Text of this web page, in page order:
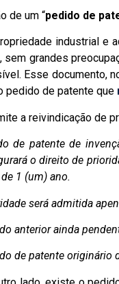
de um “pedido de
industrial e
grandes
Esse documento,
pedido de patente que
a reivindicação de
de patente de
o direito de
1 (um) ano.
será admitida
ainda
patente originário